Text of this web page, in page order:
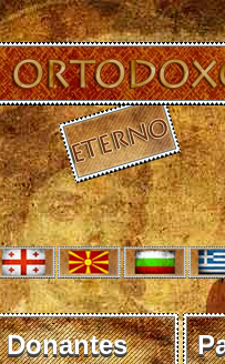
Donantes